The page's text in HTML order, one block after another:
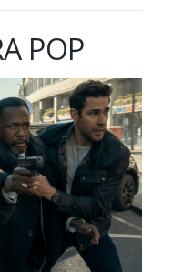
POP